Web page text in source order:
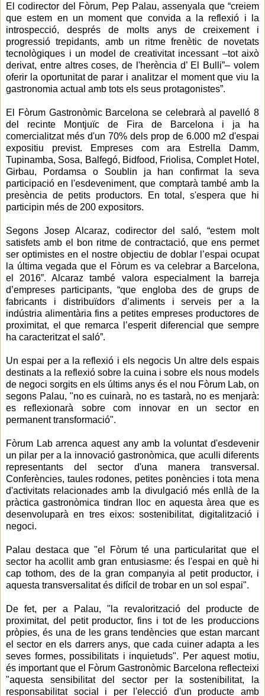
El codirector del Fòrum, Pep Palau, assenyala que “creiem
que estem en un moment que convida a la reflexió i la
introspecció, després de molts anys de creixement i
progressió trepidants, amb un ritme frenètic de novetats
tecnològiques i un model de creativitat incessant –tot això
derivat, entre altres coses, de l'herència d’ El Bulli”– volem
oferir la oportunitat de parar i analitzar el moment que viu la
gastronomia actual amb tots els seus protagonistes”.
El Fòrum Gastronòmic Barcelona se celebrarà al pavelló 8
del recinte Montjuïc de Fira de Barcelona i ja ha
comercialitzat més d'un 70% dels prop de 6.000 m2 d'espai
expositiu previst. Empreses com ara Estrella Damm,
Tupinamba, Sosa, Balfegó, Bidfood, Friolisa, Complet Hotel,
Girbau, Pordamsa o Soublin ja han confirmat la seva
participació en l'esdeveniment, que comptarà també amb la
presència de petits productors. En total, s'espera que hi
participin més de 200 expositors.
Segons Josep Alcaraz, codirector del saló, “estem molt
satisfets amb el bon ritme de contractació, que ens permet
ser optimistes en el nostre objectiu de doblar l’espai ocupat
la última vegada que el Fòrum es va celebrar a Barcelona,
el 2016”. Alcaraz també valora especialment la barreja
d’empreses participants, “que engloba des de grups de
fabricants i distribuïdors d’aliments i serveis per a la
indústria alimentària fins a petites empreses productores de
proximitat, el que remarca l’esperit diferencial que sempre
ha caracteritzat el saló”.
Un espai per a la reflexió i els negocis Un altre dels espais
destinats a la reflexió sobre la cuina i sobre els nous models
de negoci sorgits en els últims anys és el nou Fòrum Lab, on
segons Palau, "no es cuinarà, no es tastarà, no es menjarà:
es reflexionarà sobre com innovar en un sector en
permanent transformació".
Fòrum Lab arrenca aquest any amb la voluntat d'esdevenir
un pilar per a la innovació gastronòmica, que aculli diferents
representants del sector d'una manera transversal.
Conferències, taules rodones, petites ponències i tota mena
d'activitats relacionades amb la divulgació més enllà de la
pràctica gastronòmica tindran lloc en aquesta àrea que es
desenvoluparà en tres eixos: sostenibilitat, digitalització i
negoci.
Palau destaca que "el Fòrum té una particularitat que el
sector ha acollit amb gran entusiasme: és l'espai en què hi
cap tothom, des de la gran companyia al petit productor, i
aquesta transversalitat és difícil de trobar en un sol espai".
De fet, per a Palau, "la revalorització del producte de
proximitat, del petit productor, fins i tot de les produccions
pròpies, és una de les grans tendències que estan marcant
el sector en els darrers anys, que cada cuiner adapta a les
seves formes, possibilitats i inquietuds". Per aquest motiu,
és important que el Fòrum Gastronòmic Barcelona reflecteixi
"aquesta sensibilitat del sector per la sostenibilitat, la
responsabilitat social i per l'elecció d'un producte amb